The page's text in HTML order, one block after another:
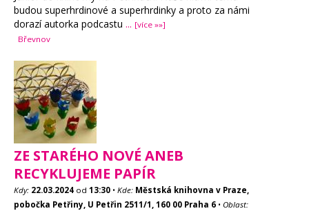
budou superhrdinové a superhrdinky a proto za námi
dorazí autorka podcastu ... [více »»]
Břevnov
ZE STARÉHO NOVÉ ANEB
RECYKLUJEME PAPÍR
Kdy: 22.03.2024 od 13:30 • Kde: Městská knihovna v Praze,
pobočka Petřiny, U Petřin 2511/1, 160 00 Praha 6 • Oblast: